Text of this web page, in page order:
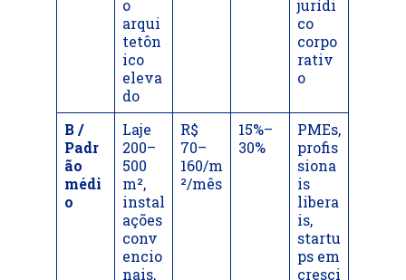
o
arqui
tetôn
ico
eleva
do
jurídi
co
corpo
rativ
o
B /
Padr
ão
médi
o
Laje
200–
500
m²,
instal
ações
conv
encio
nais,
R$
70–
160/m
²/mês
15%–
30%
PMEs,
profis
siona
is
libera
is,
startu
ps em
cresci